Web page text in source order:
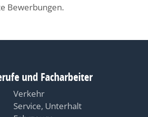
Bewerbungen.
und Facharbeiter
Verkehr
Service, Unterhalt